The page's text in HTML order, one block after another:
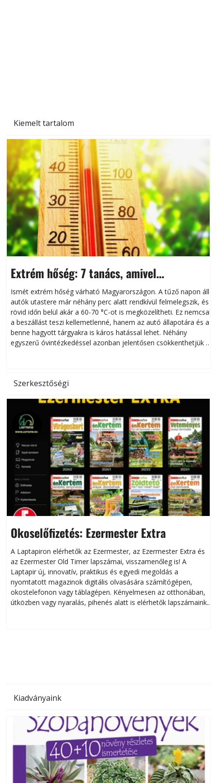
Kiemelt tartalom
Extrém hőség: 7 tanács, amivel
megóvhatjuk autónkat a nyári károktól
Ismét extrém hőség várható Magyarországon. A tűző napon álló
autók utastere már néhány perc alatt rendkívül felmelegszik, és
rövid időn belül akár a 60-70 °C-ot is megközelítheti. Ez nemcsak
a beszállást teszi kellemetlenné, hanem az autó állapotára és a
benne hagyott tárgyakra is káros hatással lehet. Néhány
egyszerű óvintézkedéssel azonban jelentősen csökkenthetjük a
Szerkesztőségi
Okoselőfizetés: Ezermester Extra
A Laptapiron elérhetők az Ezermester, az Ezermester Extra és
az Ezermester Old Timer lapszámai, visszamenőleg is! A
Laptapir új, innovatív, praktikus és egyedi megoldás a
nyomtatott magazinok digitális olvasására számítógépen,
okostelefonon vagy táblagépen. Kényelmesen az otthonában,
útközben vagy nyaralás, pihenés alatt is elérhetők lapszámaink.
Kiadványaink